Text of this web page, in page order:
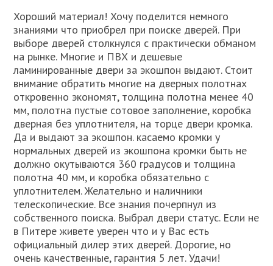
Хороший материал! Хочу поделится немного
знаниями что приобрел при поиске дверей. При
выборе дверей столкнулся с практически обманом
на рынке. Многие и ПВХ и дешевые
ламинированные двери за экошпон выдают. Стоит
внимание обратить многие на дверных полотнах
откровенно экономят, толщина полотна менее 40
мм, полотна пустые сотовое заполнение, коробка
дверная без уплотнителя, на торце двери кромка.
Да и выдают за экошпон. касаемо кромки у
нормальных дверей из экошпона кромки быть не
должно окутываются 360 градусов и толщина
полотна 40 мм, и коробка обязательно с
уплотнителем. Желательно и наличники
телескопические. Все знания почерпнул из
собственного поиска. Выбрал двери статус. Если не
в Питере живете уверен что и у Вас есть
официальный дилер этих дверей. Дорогие, но
очень качественные, гарантия 5 лет. Удачи!